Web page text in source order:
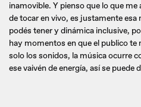
inamovible. Y pienso que lo que
de tocar en vivo, es justamente esa
podés tener y dinámica inclusive,
hay momentos en que el publico te
solo los sonidos, la música ocurre
ese vaivén de energía, así se